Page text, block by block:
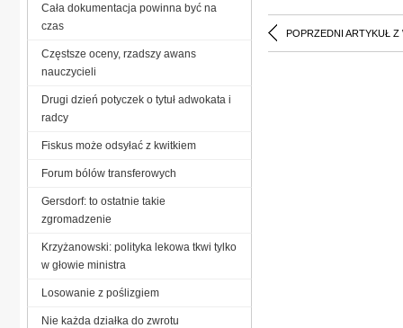
POPRZEDNI ARTYKUŁ Z
Cała dokumentacja powinna być na
czas
Częstsze oceny, rzadszy awans
nauczycieli
Drugi dzień potyczek o tytuł adwokata i
radcy
Fiskus może odsyłać z kwitkiem
Forum bólów transferowych
Gersdorf: to ostatnie takie
zgromadzenie
Krzyżanowski: polityka lekowa tkwi tylko
w głowie ministra
Losowanie z poślizgiem
Nie każda działka do zwrotu